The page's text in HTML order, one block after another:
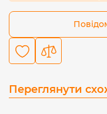
Переглянути